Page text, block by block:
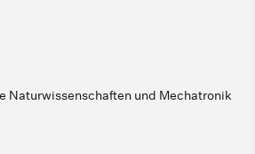
Naturwissenschaften und Mechatronik